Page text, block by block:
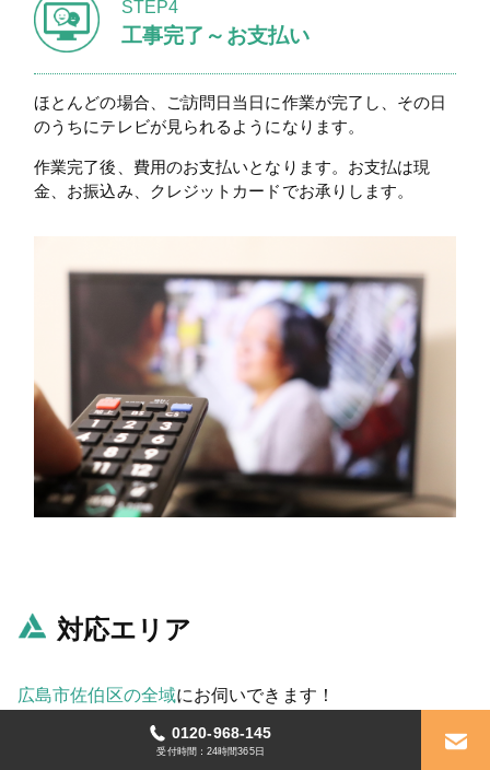
工事完了～お支払い
STEP4
ほとんどの場合、ご訪問日当日に作業が完了し、その日
のうちにテレビが見られるようになります。
作業完了後、費用のお支払いとなります。お支払は現
金、お振込み、クレジットカードでお承りします。
対応エリア
広島市佐伯区の全域にお伺いできます！
0120-968-145
受付時間：24時間365日